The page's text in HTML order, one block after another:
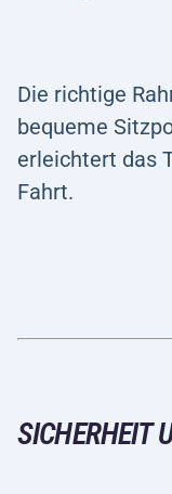
Die richtige
bequeme
erleichtert das
Fahrt.
SICHERHEIT